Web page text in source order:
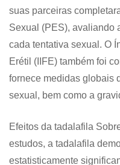
suas parceiras
Sexual (PES), avaliando
cada tentativa sexual. O
Erétil (IIFE) também foi
fornece medidas globais
sexual, bem como a
Efeitos da tadalafila
estudos, a tadalafila
estatisticamente